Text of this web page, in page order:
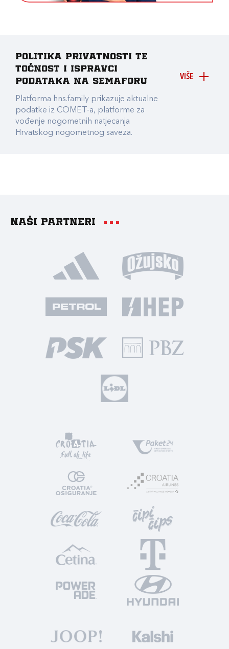
VIŠE
Politika privatnosti te
točnost i ispravci
podataka na Semaforu
Platforma hns.family prikazuje aktualne
podatke iz COMET-a, platforme za
vođenje nogometnih natjecanja
Hrvatskog nogometnog saveza.
Naši partneri